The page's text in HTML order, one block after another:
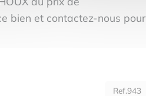
bien et contactez-nous pour
Ref.943